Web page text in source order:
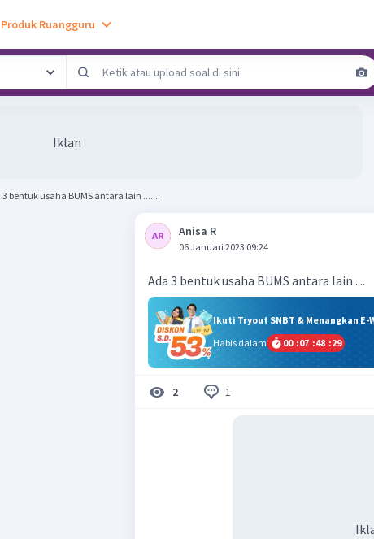
Produk Ruangguru
Iklan
3 bentuk usaha BUMS antara lain .......
Anisa R
06 Januari 2023 09:24
Ada 3 bentuk usaha BUMS antara lain ....
Ikuti Tryout SNBT & Menangkan E-
Habis dalam
00 :07 :48 :29
2 1